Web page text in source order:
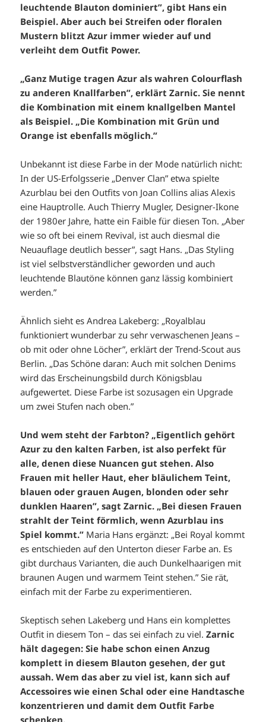
leuchtende Blauton dominiert”, gibt Hans ein
Beispiel. Aber auch bei Streifen oder floralen
Mustern blitzt Azur immer wieder auf und
verleiht dem Outfit Power.
„Ganz Mutige tragen Azur als wahren Colourflash
zu anderen Knallfarben”, erklärt Zarnic. Sie nennt
die Kombination mit einem knallgelben Mantel
als Beispiel. „Die Kombination mit Grün und
Orange ist ebenfalls möglich.”
Unbekannt ist diese Farbe in der Mode natürlich nicht:
In der US-Erfolgsserie „Denver Clan” etwa spielte
Azurblau bei den Outfits von Joan Collins alias Alexis
eine Hauptrolle. Auch Thierry Mugler, Designer-Ikone
der 1980er Jahre, hatte ein Faible für diesen Ton. „Aber
wie so oft bei einem Revival, ist auch diesmal die
Neuauflage deutlich besser”, sagt Hans. „Das Styling
ist viel selbstverständlicher geworden und auch
leuchtende Blautöne können ganz lässig kombiniert
werden.”
Ähnlich sieht es Andrea Lakeberg: „Royalblau
funktioniert wunderbar zu sehr verwaschenen Jeans –
ob mit oder ohne Löcher”, erklärt der Trend-Scout aus
Berlin. „Das Schöne daran: Auch mit solchen Denims
wird das Erscheinungsbild durch Königsblau
aufgewertet. Diese Farbe ist sozusagen ein Upgrade
um zwei Stufen nach oben.”
Und wem steht der Farbton? „Eigentlich gehört
Azur zu den kalten Farben, ist also perfekt für
alle, denen diese Nuancen gut stehen. Also
Frauen mit heller Haut, eher bläulichem Teint,
blauen oder grauen Augen, blonden oder sehr
dunklen Haaren”, sagt Zarnic. „Bei diesen Frauen
strahlt der Teint förmlich, wenn Azurblau ins
Spiel kommt.” Maria Hans ergänzt: „Bei Royal kommt
es entschieden auf den Unterton dieser Farbe an. Es
gibt durchaus Varianten, die auch Dunkelhaarigen mit
braunen Augen und warmem Teint stehen.” Sie rät,
einfach mit der Farbe zu experimentieren.
Skeptisch sehen Lakeberg und Hans ein komplettes
Outfit in diesem Ton – das sei einfach zu viel.Zarnic
hält dagegen: Sie habe schon einen Anzug
komplett in diesem Blauton gesehen, der gut
aussah. Wem das aber zu viel ist, kann sich auf
Accessoires wie einen Schal oder eine Handtasche
konzentrieren und damit dem Outfit Farbe